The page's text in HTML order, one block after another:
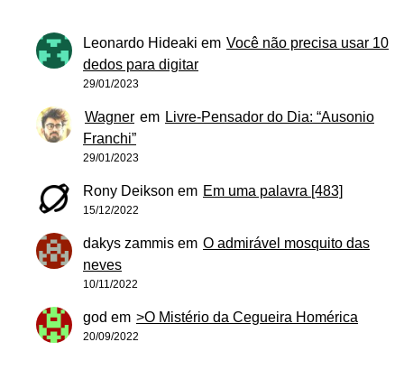
Leonardo Hideaki em Você não precisa usar 10
dedos para digitar
29/01/2023
Wagner em Livre-Pensador do Dia: “Ausonio
Franchi”
29/01/2023
Rony Deikson em Em uma palavra [483]
15/12/2022
dakys zammis em O admirável mosquito das
neves
10/11/2022
god em >O Mistério da Cegueira Homérica
20/09/2022